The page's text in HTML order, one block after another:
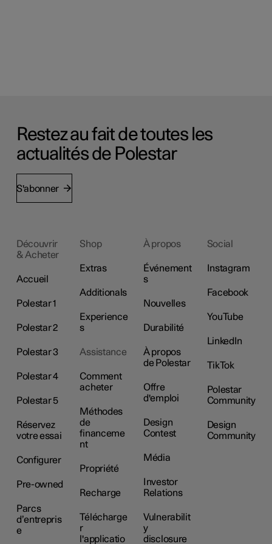
Restez au fait de toutes les
actualités de Polestar
S'abonner
Découvrir
& Acheter
Accueil
Polestar 1
Polestar 2
Polestar 3
Polestar 4
Polestar 5
Réservez
votre essai
Configurer
Pre-owned
Parcs
d’entrepris
e
Shop
Extras
Additionals
Experience
s
Assistance
Comment
acheter
Méthodes
de
financeme
nt
Propriété
Recharge
Télécharge
r
l'applicatio
À propos
Événement
s
Nouvelles
Durabilité
À propos
de Polestar
Offre
d'emploi
Design
Contest
Média
Investor
Relations
Vulnerabilit
y
disclosure
Social
Instagram
Facebook
YouTube
LinkedIn
TikTok
Polestar
Community
Design
Community